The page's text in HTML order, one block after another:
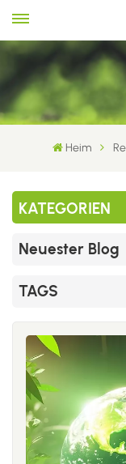
Heim
KATEGORIEN
Neuester Blog
TAGS